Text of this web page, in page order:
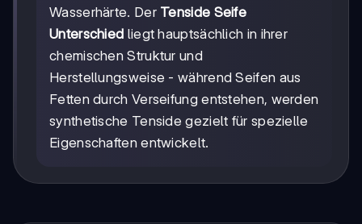
Wasserhärte. Der Tenside Seife
Unterschied liegt hauptsächlich in ihrer
chemischen Struktur und
Herstellungsweise - während Seifen aus
Fetten durch Verseifung entstehen, werden
synthetische Tenside gezielt für spezielle
Eigenschaften entwickelt.